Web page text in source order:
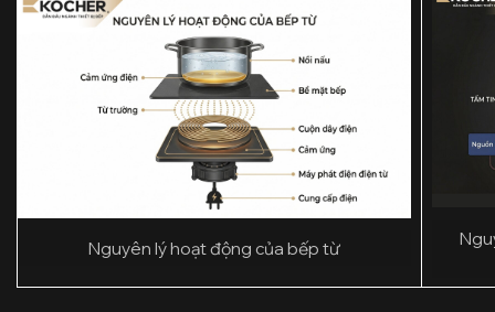
Nguyên lý hoạt động của bếp từ